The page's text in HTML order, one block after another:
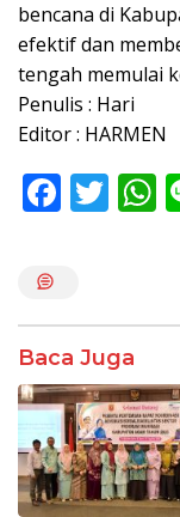
bencana di
efektif dan
tengah memulai
Penulis : Hari
Editor : HARMEN
F
o
o
k
T
p
p
Baca Juga